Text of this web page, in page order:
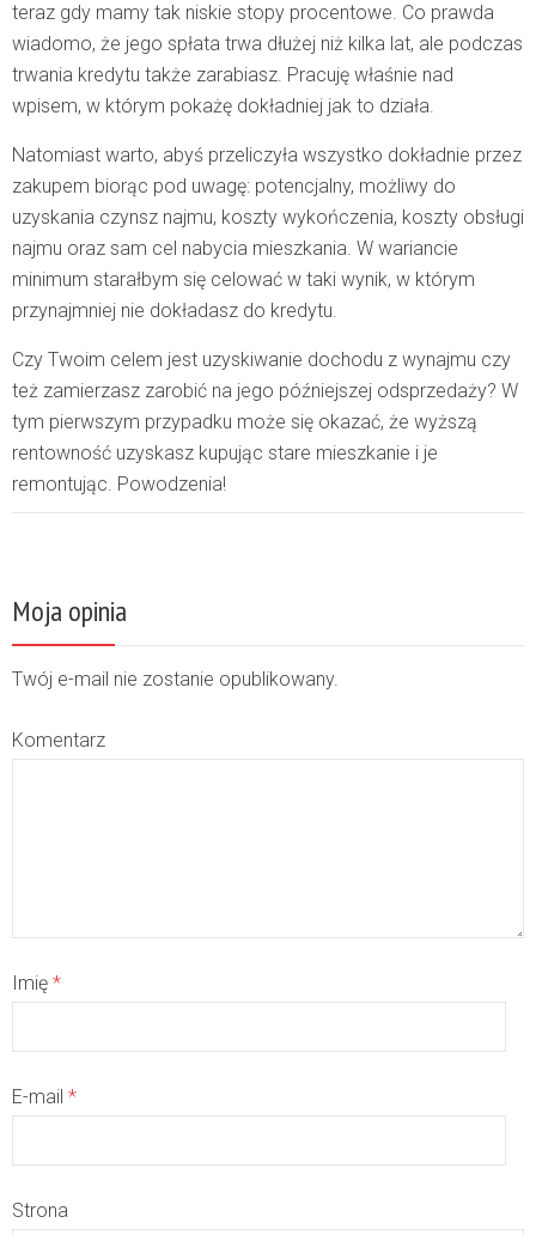
teraz gdy mamy tak niskie stopy procentowe. Co prawda
wiadomo, że jego spłata trwa dłużej niż kilka lat, ale podczas
trwania kredytu także zarabiasz. Pracuję właśnie nad
wpisem, w którym pokażę dokładniej jak to działa.
Natomiast warto, abyś przeliczyła wszystko dokładnie przez
zakupem biorąc pod uwagę: potencjalny, możliwy do
uzyskania czynsz najmu, koszty wykończenia, koszty obsługi
najmu oraz sam cel nabycia mieszkania. W wariancie
minimum starałbym się celować w taki wynik, w którym
przynajmniej nie dokładasz do kredytu.
Czy Twoim celem jest uzyskiwanie dochodu z wynajmu czy
też zamierzasz zarobić na jego późniejszej odsprzedaży? W
tym pierwszym przypadku może się okazać, że wyższą
rentowność uzyskasz kupując stare mieszkanie i je
remontując. Powodzenia!
Moja opinia
Twój e-mail nie zostanie opublikowany.
Komentarz
Imię *
E-mail *
Strona